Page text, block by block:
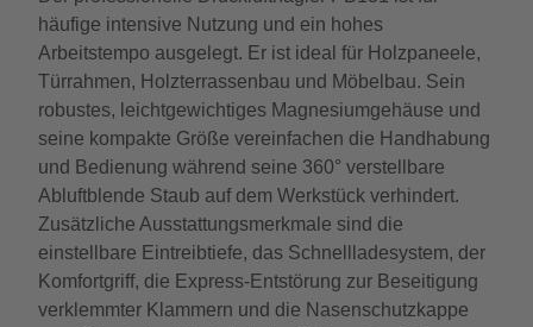
häufige intensive Nutzung und ein hohes
Arbeitstempo ausgelegt. Er ist ideal für Holzpaneele,
Türrahmen, Holzterrassenbau und Möbelbau. Sein
robustes, leichtgewichtiges Magnesiumgehäuse und
seine kompakte Größe vereinfachen die Handhabung
und Bedienung während seine 360° verstellbare
Abluftblende Staub auf dem Werkstück verhindert.
Zusätzliche Ausstattungsmerkmale sind die
einstellbare Eintreibtiefe, das Schnellladesystem, der
Komfortgriff, die Express-Entstörung zur Beseitigung
verklemmter Klammern und die Nasenschutzkappe